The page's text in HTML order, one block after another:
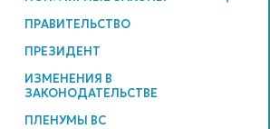
ПРАВИТЕЛЬСТВО
ПРЕЗИДЕНТ
ИЗМЕНЕНИЯ В
ЗАКОНОДАТЕЛЬСТВЕ
ПЛЕНУМЫ ВС